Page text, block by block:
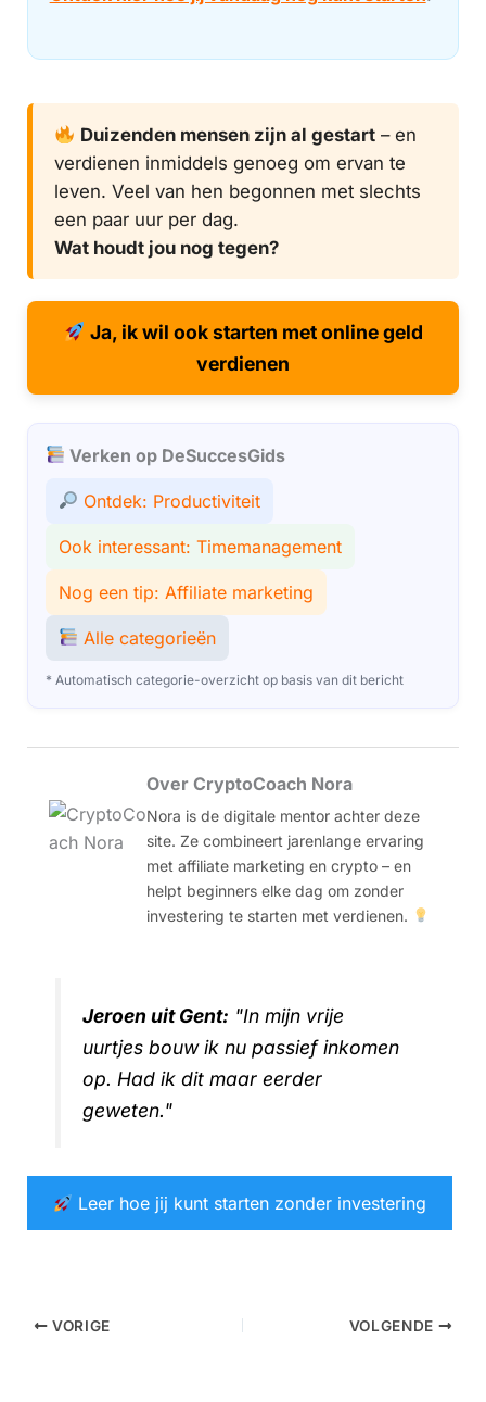
Duizenden mensen zijn al gestart– en
verdienen inmiddels genoeg om ervan te
leven. Veel van hen begonnen met slechts
een paar uur per dag.
Wat houdt jou nog tegen?
Ja, ik wil ook starten met online geld
verdienen
Verken op DeSuccesGids
Ontdek: Productiviteit
Ook interessant: Timemanagement
Nog een tip: Affiliate marketing
Alle categorieën
* Automatisch categorie-overzicht op basis van dit bericht
Over CryptoCoach Nora
Nora is de digitale mentor achter deze
site. Ze combineert jarenlange ervaring
met affiliate marketing en crypto – en
helpt beginners elke dag om zonder
investering te starten met verdienen.
Jeroen uit Gent: "In mijn vrije
uurtjes bouw ik nu passief inkomen
op. Had ik dit maar eerder
geweten."
Leer hoe jij kunt starten zonder investering
VORIGE VOLGENDE